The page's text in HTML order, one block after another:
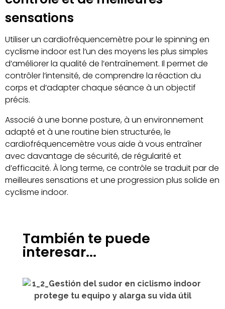
sensations
Utiliser un cardiofréquencemètre pour le spinning en
cyclisme indoor est l’un des moyens les plus simples
d’améliorer la qualité de l’entraînement. Il permet de
contrôler l’intensité, de comprendre la réaction du
corps et d’adapter chaque séance à un objectif
précis.
Associé à une bonne posture, à un environnement
adapté et à une routine bien structurée, le
cardiofréquencemètre vous aide à vous entraîner
avec davantage de sécurité, de régularité et
d’efficacité. À long terme, ce contrôle se traduit par de
meilleures sensations et une progression plus solide en
cyclisme indoor.
También te puede
interesar...